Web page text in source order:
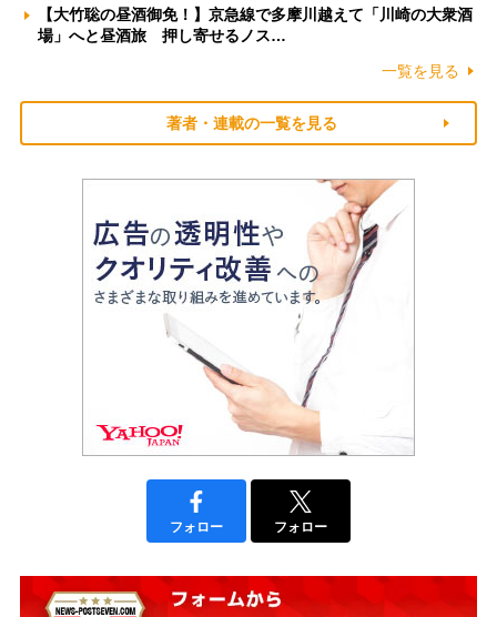
【大竹聡の昼酒御免！】京急線で多摩川越えて「川崎の大衆酒
場」へと昼酒旅 押し寄せるノス…
一覧を見る
著者・連載の一覧を見る
フォロー フォロー